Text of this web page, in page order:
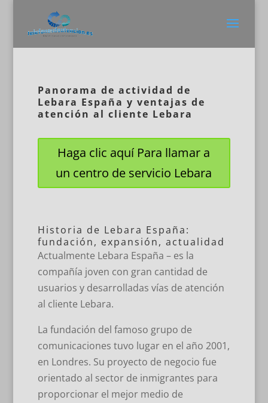
Panorama de actividad de
Lebara España y ventajas de
atención al cliente Lebara
Haga clic aquí Para llamar a
un centro de servicio Lebara
Historia de Lebara España:
fundación, expansión, actualidad
Actualmente Lebara España – es la
compañía joven con gran cantidad de
usuarios y desarrolladas vías de atención
al cliente Lebara.
La fundación del famoso grupo de
comunicaciones tuvo lugar en el año 2001,
en Londres. Su proyecto de negocio fue
orientado al sector de inmigrantes para
proporcionar el mejor medio de